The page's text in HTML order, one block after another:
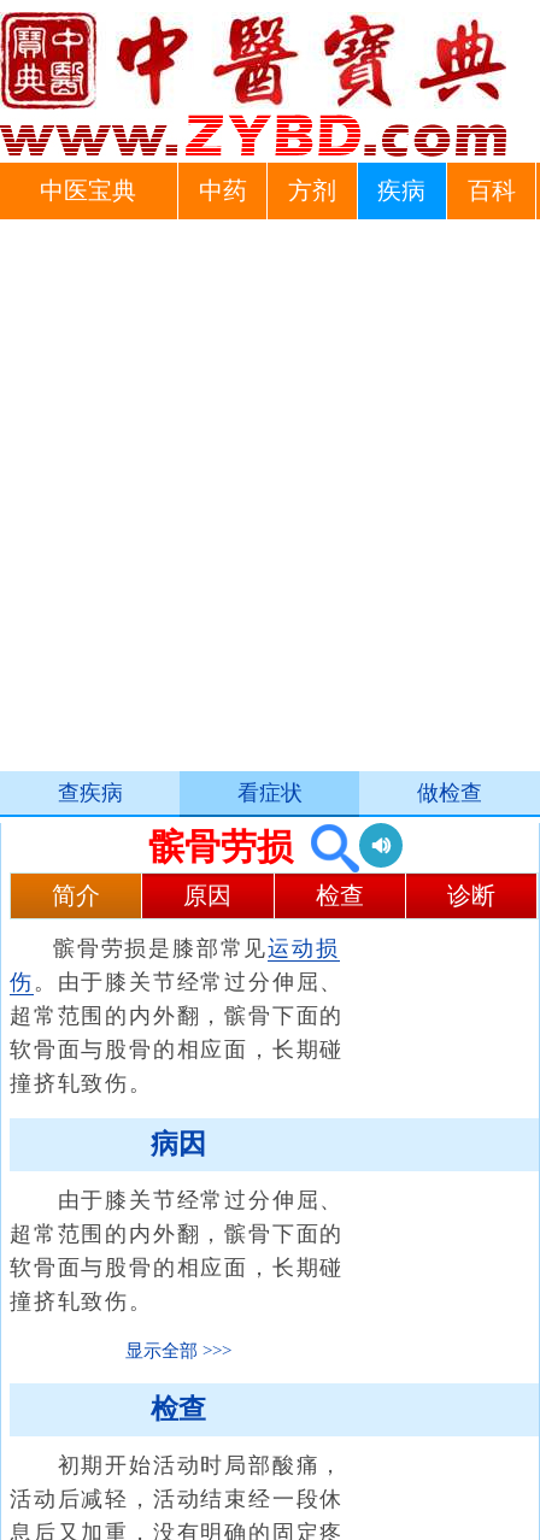
中医宝典 中药 方剂 疾病 百科
查疾病 看症状 做检查
髌骨劳损
简介 原因 检查 诊断
髌骨劳损是膝部常见运动损
伤。由于膝关节经常过分伸屈、
超常范围的内外翻，髌骨下面的
软骨面与股骨的相应面，长期碰
撞挤轧致伤。
病因
由于膝关节经常过分伸屈、
超常范围的内外翻，髌骨下面的
软骨面与股骨的相应面，长期碰
撞挤轧致伤。
显示全部
检查
初期开始活动时局部酸痛，
活动后减轻，活动结束经一段休
息后又加重，没有明确的固定疼